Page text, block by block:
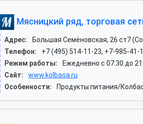
Мясницкий ряд, торговая
Адрес:
Большая Семёновская, 26 ст7
Телефон:
+7 (495) 514-11-23, +7-985-41-
Режим работы:
Ежедневно с 07:30 до
Сайт:
www.kolbasa.ru
Особенности:
Продукты питания/